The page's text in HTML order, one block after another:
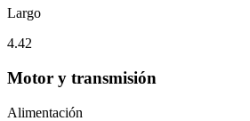
Largo
4.42
Motor y transmisión
Alimentación